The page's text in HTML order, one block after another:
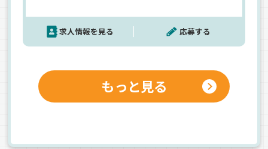
お客様の信頼に応えるためスタッフ一丸となって
頑張っています◎誇りあるプロドライバーとして
一緒に活躍してみませんか♪
求人情報を見る 応募する
もっと見る